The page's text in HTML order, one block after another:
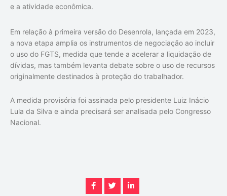
e a atividade econômica.
Em relação à primeira versão do Desenrola, lançada em 2023,
a nova etapa amplia os instrumentos de negociação ao incluir
o uso do FGTS, medida que tende a acelerar a liquidação de
dívidas, mas também levanta debate sobre o uso de recursos
originalmente destinados à proteção do trabalhador.
A medida provisória foi assinada pelo presidente Luiz Inácio
Lula da Silva e ainda precisará ser analisada pelo Congresso
Nacional.